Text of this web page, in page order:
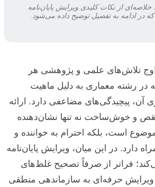
خلاصه‌ای از نکات کلیدی ویرایش پایان‌نامه
در ادامه به تفصیل توضیح داده می‌شود.
اوج تلاش‌های علمی و پژوهشی هر
رشته معماری به دلیل ماهیت
آن، پیچیدگی‌های مضاعفی دارد. ارائه
و خوش‌ساخت نه تنها نشان‌دهنده
است، بلکه احترام به خواننده و
دارد. در این میان، ویرایش پایان‌نامه
فراتر از صرفاً تصحیح غلط‌های
ویرایش حرفه‌ای به سازماندهی منطقی